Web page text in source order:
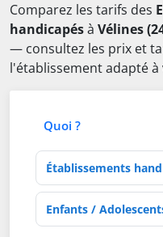
Comparez les tarifs des
handicapésà Vélines
— consultez les prix et
l'établissement adapté
Quoi ?
Type
Activités de soins